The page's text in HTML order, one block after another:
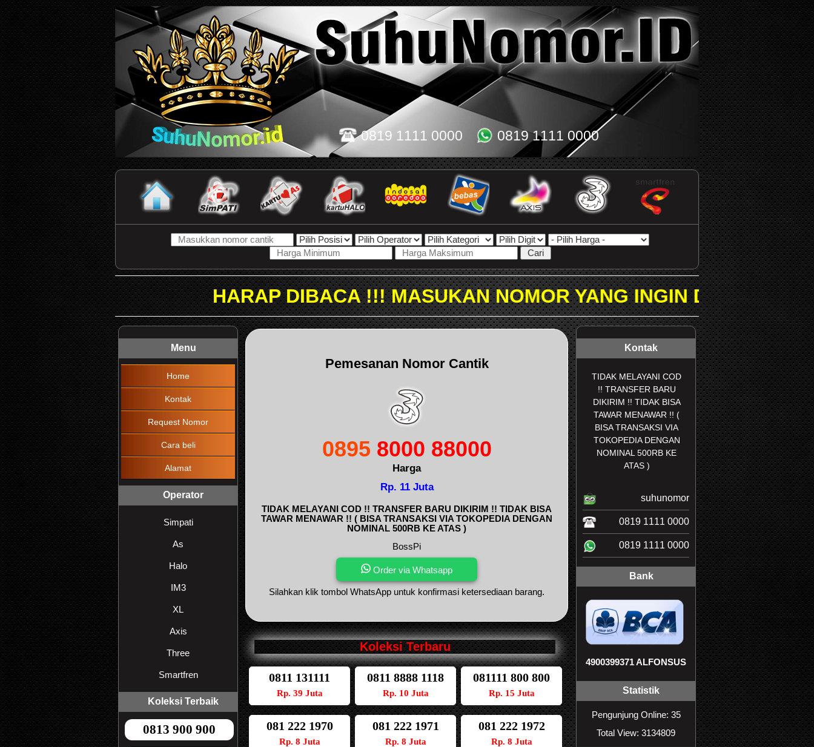
0819 1111 0000 0819 1111 0000
HARAP DIBACA !!! MASUKAN NOMOR YANG INGIN DICARI PADA KOLOM
Menu
Home
Kontak
Request Nomor
Cara beli
Alamat
Operator
Simpati
As
Halo
IM3
XL
Axis
Three
Smartfren
Koleksi Terbaik
0813 900 900
Pemesanan Nomor Cantik
0895 8000 88000
Harga
Rp. 11 Juta
TIDAK MELAYANI COD !! TRANSFER BARU DIKIRIM !! TIDAK BISA
TAWAR MENAWAR !! ( BISA TRANSAKSI VIA TOKOPEDIA DENGAN
NOMINAL 500RB KE ATAS )
BossPi
Order via Whatsapp
Silahkan klik tombol WhatsApp untuk konfirmasi ketersediaan barang.
Koleksi Terbaru
0811 131111
Rp. 39 Juta
0811 8888 1118
Rp. 10 Juta
081111 800 800
Rp. 15 Juta
081 222 1970
Rp. 8 Juta
081 222 1971
Rp. 8 Juta
081 222 1972
Rp. 8 Juta
Kontak
TIDAK MELAYANI COD
!! TRANSFER BARU
DIKIRIM !! TIDAK BISA
TAWAR MENAWAR !! (
BISA TRANSAKSI VIA
TOKOPEDIA DENGAN
NOMINAL 500RB KE
ATAS )
suhunomor
0819 1111 0000
0819 1111 0000
Bank
4900399371 ALFONSUS
Statistik
Pengunjung Online: 35
Total View: 3134809